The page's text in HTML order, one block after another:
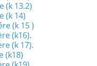
(k 13.2)
(k 14)
(k 15 )
(k16).
(k 17).
(k18)